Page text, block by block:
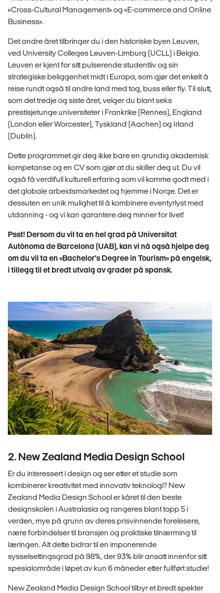
«Cross-Cultural Management» og «E-commerce and Online
Business».
Det andre året tilbringer du i den historiske byen Leuven,
ved University Colleges Leuven-Limburg (UCLL) i Belgia.
Leuven er kjent for sitt pulserende studentliv og sin
strategiske beliggenhet midt i Europa, som gjør det enkelt å
reise rundt også til andre land med tog, buss eller fly. Til slutt,
som det tredje og siste året, velger du blant seks
prestisjetunge universiteter i Frankrike (Rennes), England
(London eller Worcester), Tyskland (Aachen) og Irland
(Dublin).
Dette programmet gir deg ikke bare en grundig akademisk
kompetanse og en CV som gjør at du skiller deg ut. Du vil
også få verdifull kulturell erfaring som vil komme godt med i
det globale arbeidsmarkedet og hjemme i Norge. Det er
dessuten en unik mulighet til å kombinere eventyrlyst med
utdanning - og vi kan garantere deg minner for livet!
Psst! Dersom du vil ta en hel grad på Universitat
Autònoma de Barcelona (UAB), kan vi nå også hjelpe deg
om du vil ta en «Bachelor's Degree in Tourism» på engelsk,
i tillegg til et bredt utvalg av grader på spansk.
2. New Zealand Media Design School
Er du interessert i design og ser etter et studie som
kombinerer kreativitet med innovativ teknologi? New
Zealand Media Design School er kåret til den beste
designskolen i Australasia og rangeres blant topp 5 i
verden, mye på grunn av deres prisvinnende forelesere,
nære forbindelser til bransjen og praktiske tilnærming til
læringen. Alt dette bidrar til en imponerende
sysselsettingsgrad på 98%, der 93% blir ansatt innenfor sitt
spesialområde i løpet av kun 6 måneder etter fullført studie!
New Zealand Media Design School tilbyr et bredt spekter